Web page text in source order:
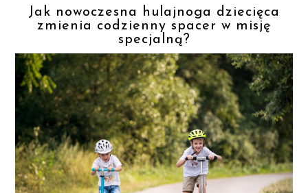
Jak nowoczesna hulajnoga dziecięca
zmienia codzienny spacer w misję
specjalną?